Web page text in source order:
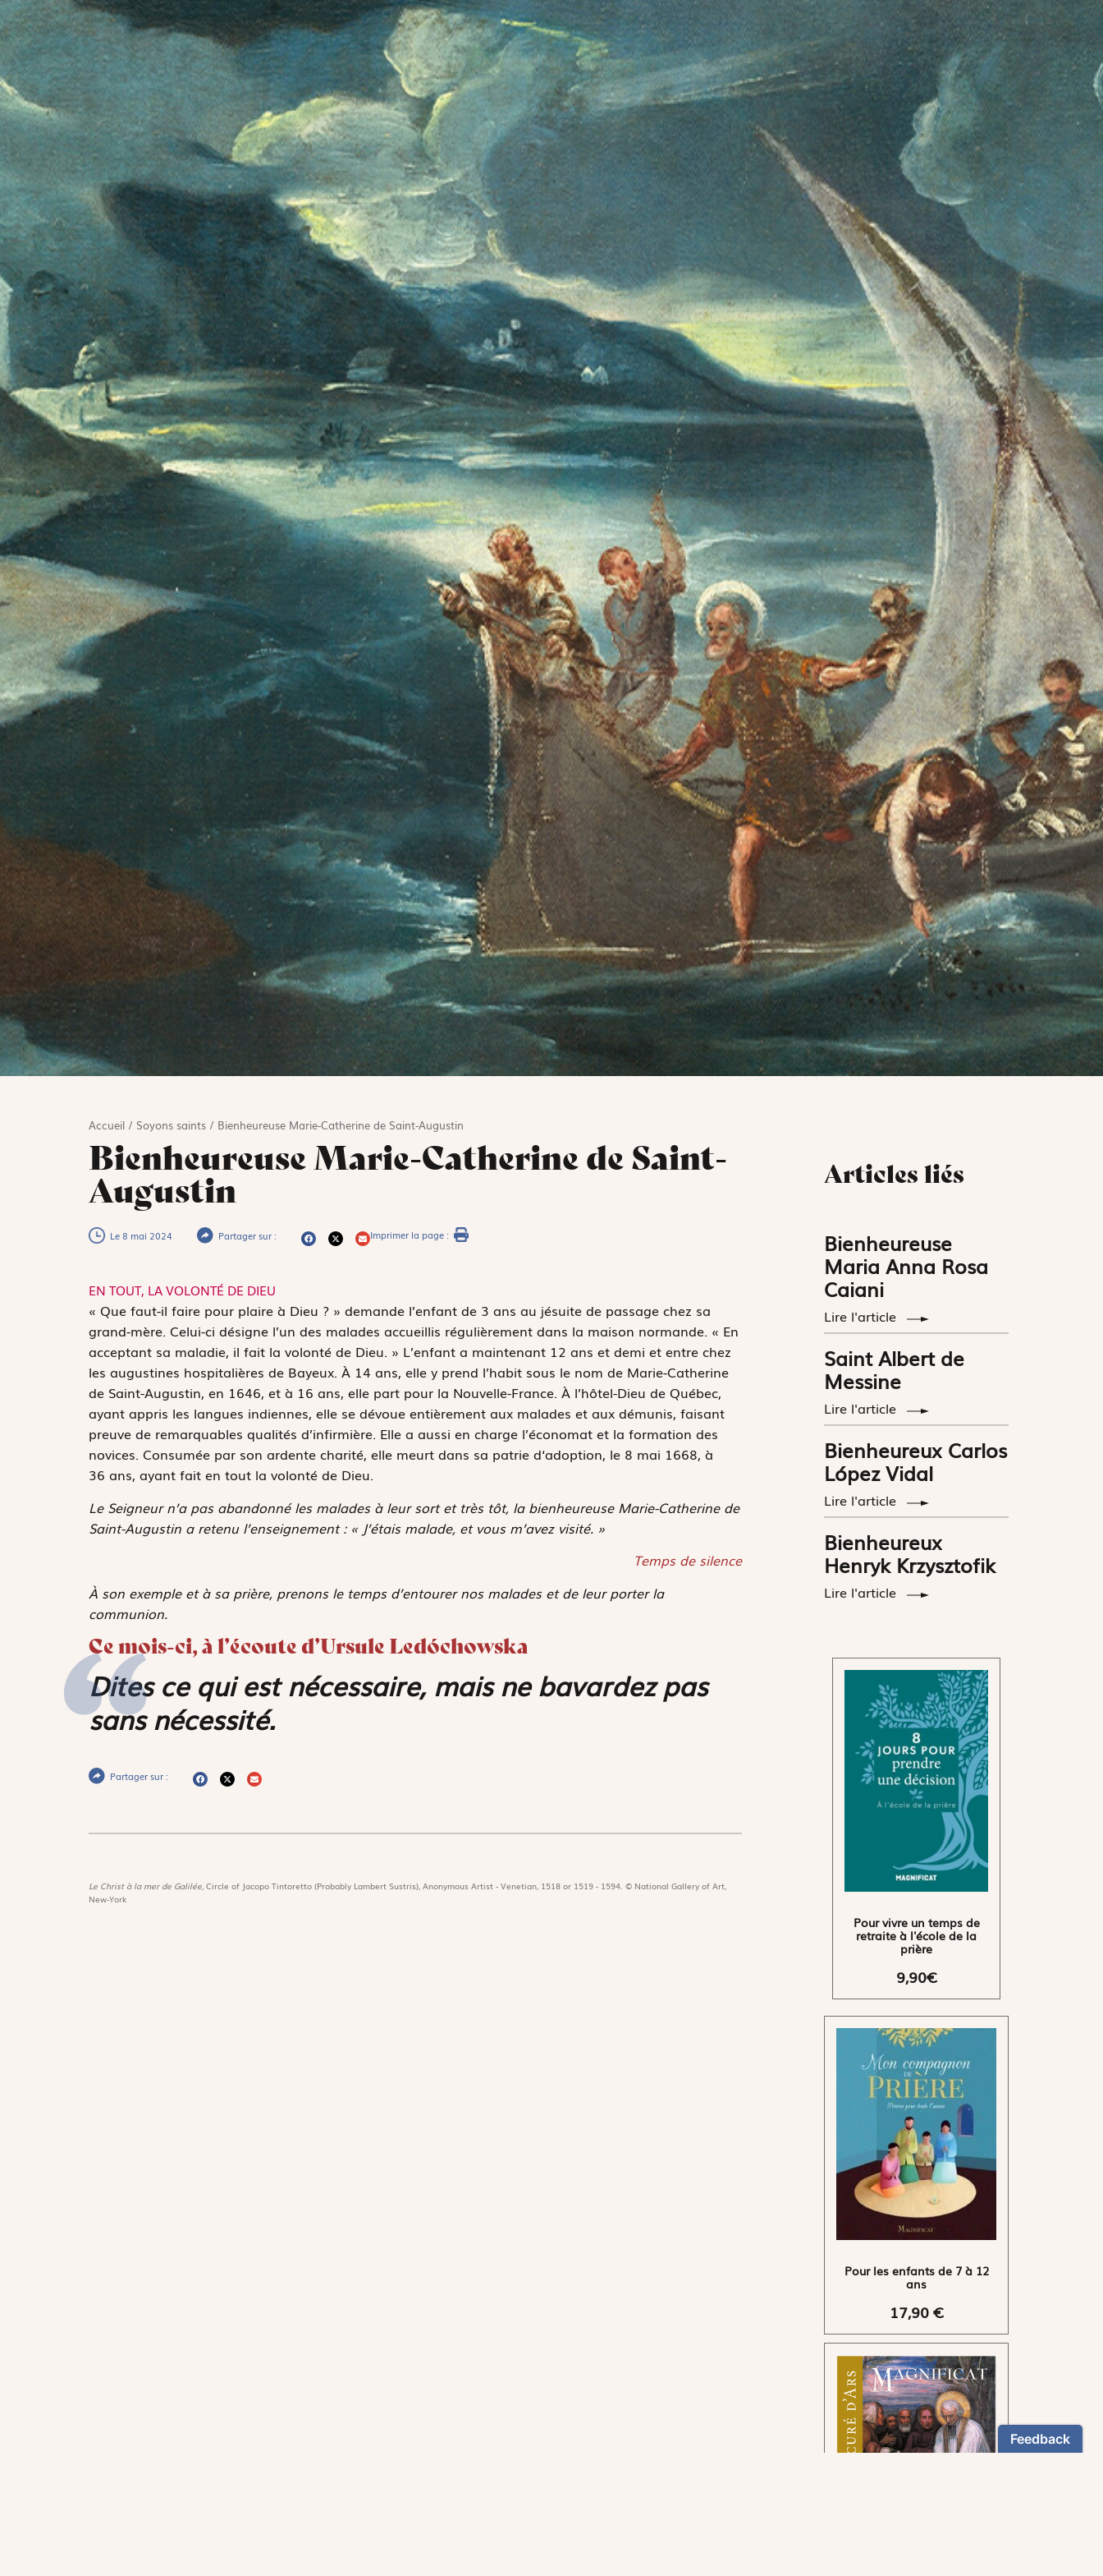
Accueil/ Soyons saints/ Bienheureuse Marie-Catherine de Saint-Augustin
Bienheureuse Marie-Catherine de Saint-
Augustin
Le 8 mai 2024 Partager sur : Imprimer la page :
EN TOUT, LA VOLONTÉ DE DIEU
« Que faut-il faire pour plaire à Dieu ? » demande l’enfant de 3 ans au jésuite de passage chez sa
grand-mère. Celui-ci désigne l’un des malades accueillis régulièrement dans la maison normande. « En
acceptant sa maladie, il fait la volonté de Dieu. » L’enfant a maintenant 12 ans et demi et entre chez
les augustines hospitalières de Bayeux. À 14 ans, elle y prend l’habit sous le nom de Marie-Catherine
de Saint-Augustin, en 1646, et à 16 ans, elle part pour la Nouvelle-France. À l’hôtel-Dieu de Québec,
ayant appris les langues indiennes, elle se dévoue entièrement aux malades et aux démunis, faisant
preuve de remarquables qualités d’infirmière. Elle a aussi en charge l’économat et la formation des
novices. Consumée par son ardente charité, elle meurt dans sa patrie d‘adoption, le 8 mai 1668, à
36 ans, ayant fait en tout la volonté de Dieu.
Le Seigneur n’a pas abandonné les malades à leur sort et très tôt, la bienheureuse Marie-Catherine de
Saint-Augustin a retenu l’enseignement : « J’étais malade, et vous m’avez visité. »
Temps de silence
À son exemple et à sa prière, prenons le temps d’entourer nos malades et de leur porter la
communion.
Ce mois-ci, à l’écoute d’Ursule Ledóchowska
Dites ce qui est nécessaire, mais ne bavardez pas
sans nécessité.
Partager sur :
Le Christ à la mer de Galilée, Circle of Jacopo Tintoretto (Probably Lambert Sustris), Anonymous Artist - Venetian, 1518 or 1519 - 1594. © National Gallery of Art,
New-York
Articles liés
Bienheureuse
Maria Anna Rosa
Caiani
Lire l'article
Saint Albert de
Messine
Lire l'article
Bienheureux Carlos
López Vidal
Lire l'article
Bienheureux
Henryk Krzysztofik
Lire l'article
Pour vivre un temps de
retraite à l'école de la
prière
9,90€
Pour les enfants de 7 à 12
ans
17,90 €